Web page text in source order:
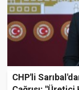
CHP'li